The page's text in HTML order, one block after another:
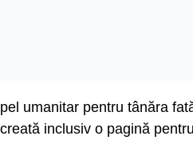
umanitar pentru tânăra
inclusiv o pagină